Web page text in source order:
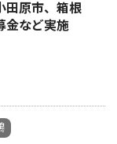
原市、箱根
金など実施